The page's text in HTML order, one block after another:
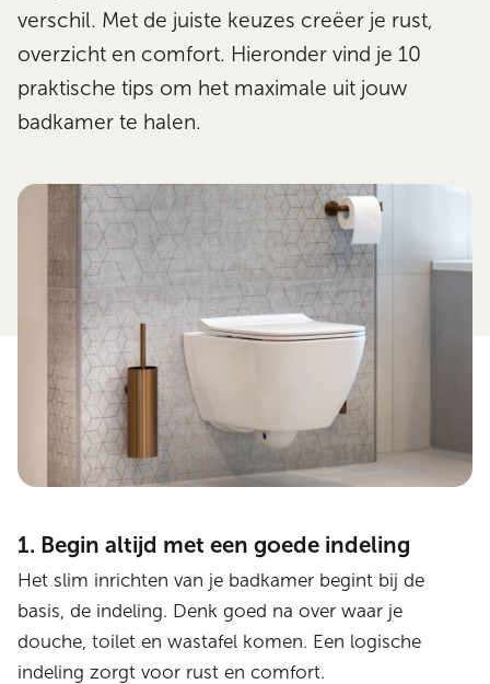
verschil. Met de juiste keuzes creëer je rust,
overzicht en comfort. Hieronder vind je 10
praktische tips om het maximale uit jouw
badkamer te halen.
1. Begin altijd met een goede indeling
Het slim inrichten van je badkamer begint bij de
basis, de indeling. Denk goed na over waar je
douche, toilet en wastafel komen. Een logische
indeling zorgt voor rust en comfort.